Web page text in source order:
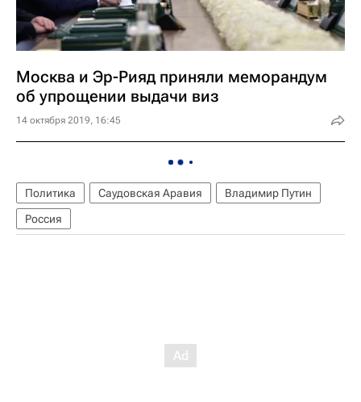
Москва и Эр-Рияд приняли меморандум
об упрощении выдачи виз
14 октября 2019, 16:45
Политика Саудовская Аравия
Владимир Путин
Россия